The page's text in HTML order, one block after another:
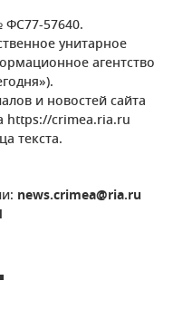
ФС77-57640.
унитарное
агентство
и новостей сайта
https://crimea.ria.ru
текста.
news.crimea@ria.ru